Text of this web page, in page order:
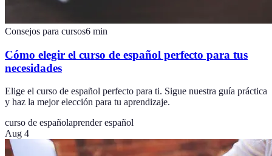
Consejos para cursos6 min
Cómo elegir el curso de español perfecto para tus
necesidades
Elige el curso de español perfecto para ti. Sigue nuestra guía práctica
y haz la mejor elección para tu aprendizaje.
curso de españolaprender español
Aug 4